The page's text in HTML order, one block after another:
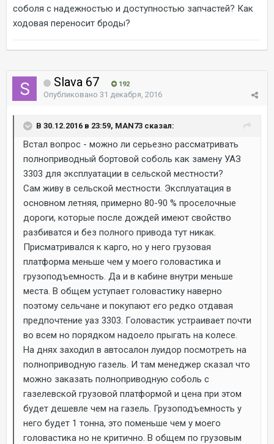
соболя с надежностью и доступностью запчастей? Как
ходовая переносит броды?
Slava 67 192
Опубликовано 31 декабря, 2016
В 30.12.2016 в 23:59, MAN73 сказал:
Встал вопрос - можно ли серьезно рассматривать
полноприводный бортовой соболь как замену УАЗ
3303 для эксплуатации в сельской местности?
Сам живу в сельской местности. Эксплуатация в
основном летняя, примерно 80-90 % проселочные
дороги, которые после дождей имеют свойство
разбиватся и без полного привода тут никак.
Присматривался к карго, но у него грузовая
платформа меньше чем у моего головастика и
грузоподъемность. Да и в кабине внутри меньше
места. В общем уступает головастику наверно
поэтому сельчане и покупают его редко отдавая
предпочтение уаз 3303. Головастик устраивает почти
во всем но порядком надоело прыгать на колесе.
На днях заходил в автосалон луидор посмотреть на
полноприводную газель. И там менеджер сказал что
можно заказать полноприводную соболь с
газелевской грузовой платформой и цена при этом
будет дешевле чем на газель. Грузоподъемность у
него будет 1 тонна, это поменьше чем у моего
головастика но не критично. В общем по грузовым